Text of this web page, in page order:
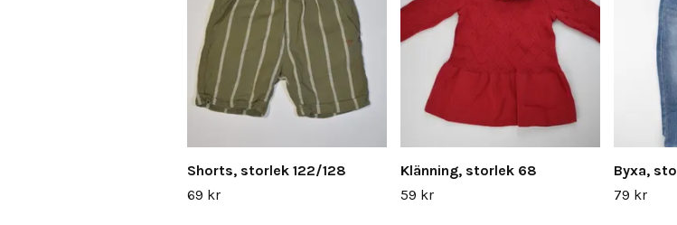
Shorts, storlek 122/128
69 kr
Klänning, storlek 68
59 kr
Byxa,
79 kr